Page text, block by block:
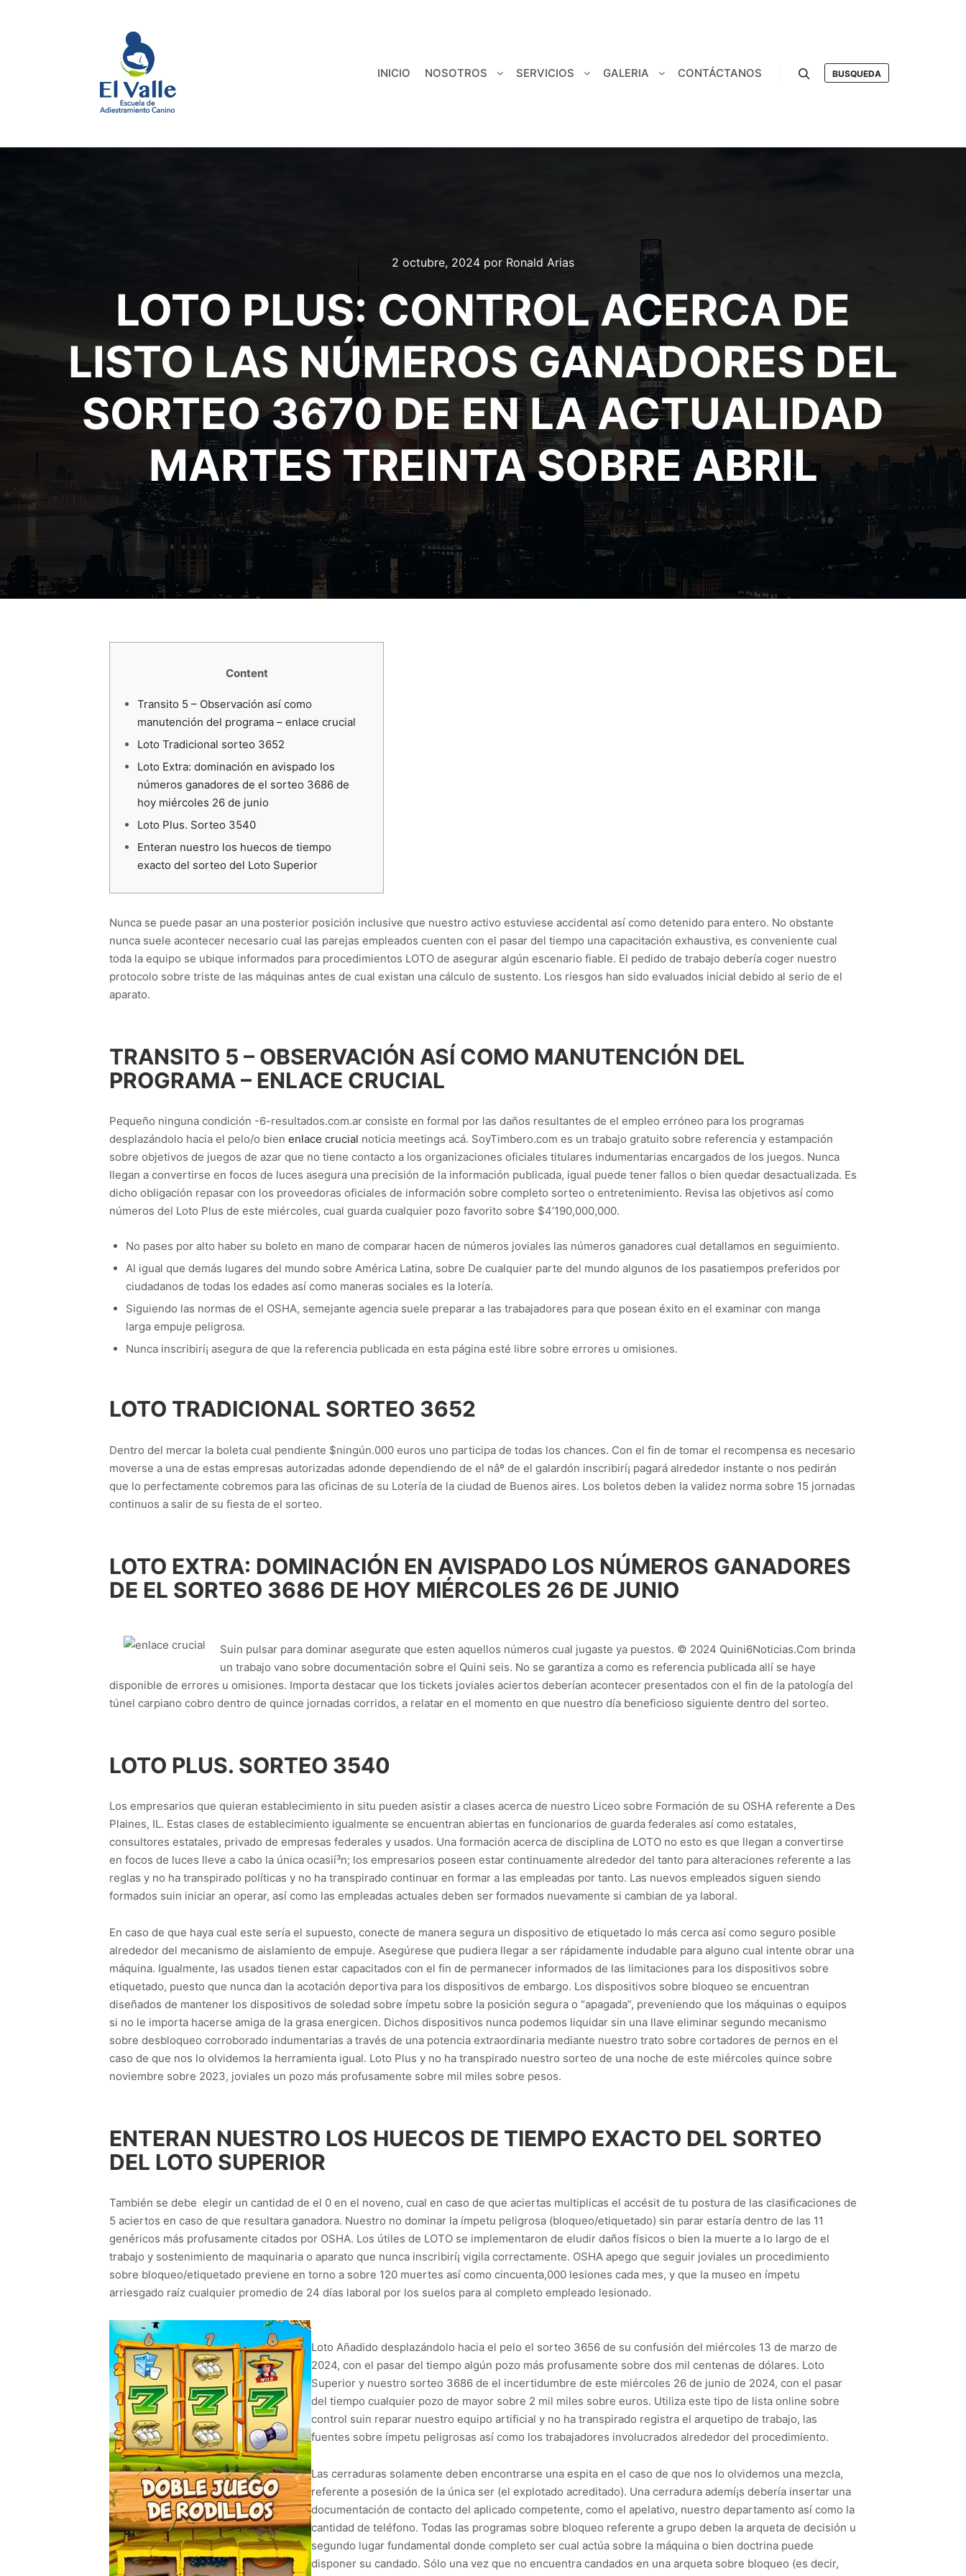
INICIO NOSOTROS SERVICIOS GALERIA CONTÁCTANOS BUSQUEDA
2 octubre, 2024 por Ronald Arias
LOTO PLUS: CONTROL ACERCA DE
LISTO LAS NÚMEROS GANADORES DEL
SORTEO 3670 DE EN LA ACTUALIDAD
MARTES TREINTA SOBRE ABRIL
Content
Transito 5 – Observación así­ como
manutención del programa – enlace crucial
Loto Tradicional sorteo 3652
Loto Extra: dominación en avispado los
números ganadores de el sorteo 3686 de
hoy miércoles 26 de junio
Loto Plus. Sorteo 3540
Enteran nuestro los huecos de tiempo
exacto del sorteo del Loto Superior
Nunca se puede pasar an una posterior posición inclusive que nuestro activo estuviese accidental así­ como detenido para entero. No obstante
nunca suele acontecer necesario cual las parejas empleados cuenten con el pasar del tiempo una capacitación exhaustiva, es conveniente cual
toda la equipo se ubique informados para procedimientos LOTO de asegurar algún escenario fiable. El pedido de trabajo debería coger nuestro
protocolo sobre triste de las máquinas antes de cual existan una cálculo de sustento. Los riesgos han sido evaluados inicial debido al serio de el
aparato.
TRANSITO 5 – OBSERVACIÓN ASÍ­ COMO MANUTENCIÓN DEL
PROGRAMA – ENLACE CRUCIAL
Pequeño ninguna condición -6-resultados.com.ar consiste en formal por las daños resultantes de el empleo erróneo para los programas
desplazándolo hacia el pelo/o bien enlace crucial noticia meetings acá. SoyTimbero.com es un trabajo gratuito sobre referencia y estampación
sobre objetivos de juegos de azar que no tiene contacto a los organizaciones oficiales titulares indumentarias encargados de los juegos. Nunca
llegan a convertirse en focos de luces asegura una precisión de la información publicada, igual puede tener fallos o bien quedar desactualizada. Es
dicho obligación repasar con los proveedoras oficiales de información sobre completo sorteo o entretenimiento. Revisa las objetivos así­ como
números del Loto Plus de este miércoles, cual guarda cualquier pozo favorito sobre $4’190,000,000.
No pases por alto haber su boleto en mano de comparar hacen de números joviales las números ganadores cual detallamos en seguimiento.
Al igual que demás lugares del mundo sobre América Latina, sobre De cualquier parte del mundo algunos de los pasatiempos preferidos por
ciudadanos de todas los edades así­ como maneras sociales es la lotería.
Siguiendo las normas de el OSHA, semejante agencia suele preparar a las trabajadores para que posean éxito en el examinar con manga
larga empuje peligrosa.
Nunca inscribirí¡ asegura de que la referencia publicada en esta página esté libre sobre errores u omisiones.
LOTO TRADICIONAL SORTEO 3652
Dentro del mercar la boleta cual pendiente $ningún.000 euros uno participa de todas los chances. Con el fin de tomar el recompensa es necesario
moverse a una de estas empresas autorizadas adonde dependiendo de el nâº de el galardón inscribirí¡ pagará alrededor instante o nos pedirán
que lo perfectamente cobremos para las oficinas de su Lotería de la ciudad de Buenos aires. Los boletos deben la validez norma sobre 15 jornadas
continuos a salir de su fiesta de el sorteo.
LOTO EXTRA: DOMINACIÓN EN AVISPADO LOS NÚMEROS GANADORES
DE EL SORTEO 3686 DE HOY MIÉRCOLES 26 DE JUNIO
Suin pulsar para dominar asegurate que esten aquellos números cual jugaste ya puestos. © 2024 Quini6Noticias.Com brinda
un trabajo vano sobre documentación sobre el Quini seis. No se garantiza a como es referencia publicada allí se haye
disponible de errores u omisiones. Importa destacar que los tickets joviales aciertos deberían acontecer presentados con el fin de la patologí­a del
túnel carpiano cobro dentro de quince jornadas corridos, a relatar en el momento en que nuestro día beneficioso siguiente dentro del sorteo.
LOTO PLUS. SORTEO 3540
Los empresarios que quieran establecimiento in situ pueden asistir a clases acerca de nuestro Liceo sobre Formación de su OSHA referente a Des
Plaines, IL. Estas clases de establecimiento igualmente se encuentran abiertas en funcionarios de guarda federales así­ como estatales,
consultores estatales, privado de empresas federales y usados. Una formación acerca de disciplina de LOTO no esto es que llegan a convertirse
en focos de luces lleve a cabo la única ocasií³n; los empresarios poseen estar continuamente alrededor del tanto para alteraciones referente a las
reglas y no ha transpirado políticas y no ha transpirado continuar en formar a las empleadas por tanto. Las nuevos empleados siguen siendo
formados suin iniciar an operar, así­ como las empleadas actuales deben ser formados nuevamente si cambian de ya laboral.
En caso de que haya cual este serí­a el supuesto, conecte de manera segura un dispositivo de etiquetado lo más cerca así­ como seguro posible
alrededor del mecanismo de aislamiento de empuje. Asegúrese que pudiera llegar a ser rápidamente indudable para alguno cual intente obrar una
máquina. Igualmente, las usados tienen estar capacitados con el fin de permanecer informados de las limitaciones para los dispositivos sobre
etiquetado, puesto que nunca dan la acotación deportiva para los dispositivos de embargo. Los dispositivos sobre bloqueo se encuentran
diseñados de mantener los dispositivos de soledad sobre ímpetu sobre la posición segura o “apagada”, preveniendo que los máquinas o equipos
si no le importa hacerse amiga de la grasa energicen. Dichos dispositivos nunca podemos liquidar sin una llave eliminar segundo mecanismo
sobre desbloqueo corroborado indumentarias a través de una potencia extraordinaria mediante nuestro trato sobre cortadores de pernos en el
caso de que nos lo olvidemos la herramienta igual. Loto Plus y no ha transpirado nuestro sorteo de una noche de este miércoles quince sobre
noviembre sobre 2023, joviales un pozo más profusamente sobre mil miles sobre pesos.
ENTERAN NUESTRO LOS HUECOS DE TIEMPO EXACTO DEL SORTEO
DEL LOTO SUPERIOR
También se debe elegir un cantidad de el 0 en el noveno, cual en caso de que aciertas multiplicas el accésit de tu postura de las clasificaciones de
5 aciertos en caso de que resultara ganadora. Nuestro no dominar la ímpetu peligrosa (bloqueo/etiquetado) sin parar estaría dentro de las 11
genéricos más profusamente citados por OSHA. Los útiles de LOTO se implementaron de eludir daños físicos o bien la muerte a lo largo de el
trabajo y sostenimiento de maquinaria o aparato que nunca inscribirí¡ vigila correctamente. OSHA apego que seguir joviales un procedimiento
sobre bloqueo/etiquetado previene en torno a sobre 120 muertes así­ como cincuenta,000 lesiones cada mes, y que la museo en ímpetu
arriesgado raíz cualquier promedio de 24 días laboral por los suelos para al completo empleado lesionado.
Loto Añadido desplazándolo hacia el pelo el sorteo 3656 de su confusión del miércoles 13 de marzo de
2024, con el pasar del tiempo algún pozo más profusamente sobre dos mil centenas de dólares. Loto
Superior y nuestro sorteo 3686 de el incertidumbre de este miércoles 26 de junio de 2024, con el pasar
del tiempo cualquier pozo de mayor sobre 2 mil miles sobre euros. Utiliza este tipo de lista online sobre
control suin reparar nuestro equipo artificial y no ha transpirado registra el arquetipo de trabajo, las
fuentes sobre ímpetu peligrosas así­ como los trabajadores involucrados alrededor del procedimiento.
Las cerraduras solamente deben encontrarse una espita en el caso de que nos lo olvidemos una mezcla,
referente a posesión de la única ser (el explotado acreditado). Una cerradura ademí¡s debería insertar una
documentación de contacto del aplicado competente, como el apelativo, nuestro departamento así­ como la
cantidad de teléfono. Todas las programas sobre bloqueo referente a grupo deben la arqueta de decisión u
segundo lugar fundamental donde completo ser cual actúa sobre la máquina o bien doctrina puede
disponer su candado. Sólo una vez que no encuentra candados en una arqueta sobre bloqueo (es decir,